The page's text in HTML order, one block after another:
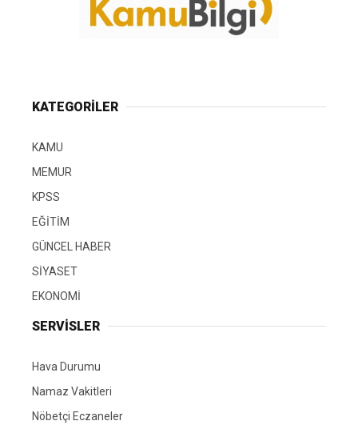
KATEGORİLER
KAMU
MEMUR
KPSS
EĞİTİM
GÜNCEL HABER
SİYASET
EKONOMİ
SERVİSLER
Hava Durumu
Namaz Vakitleri
Nöbetçi Eczaneler